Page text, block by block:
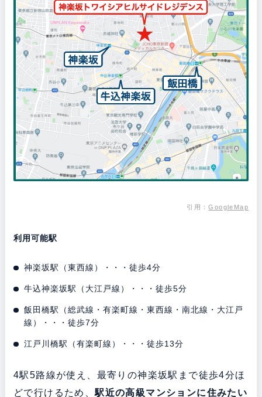
引用：GoogleMap
利用可能駅
神楽坂駅（東西線）・・・徒歩4分
牛込神楽坂駅（大江戸線）・・・徒歩5分
飯田橋駅（総武線・有楽町線・東西線・南北線・大江戸
線）・・・徒歩7分
江戸川橋駅（有楽町線）・・・徒歩13分
4駅5路線が使え、最寄りの神楽坂駅まで徒歩4分ほ
どで行けるため、駅近の高級マンションに住みたい